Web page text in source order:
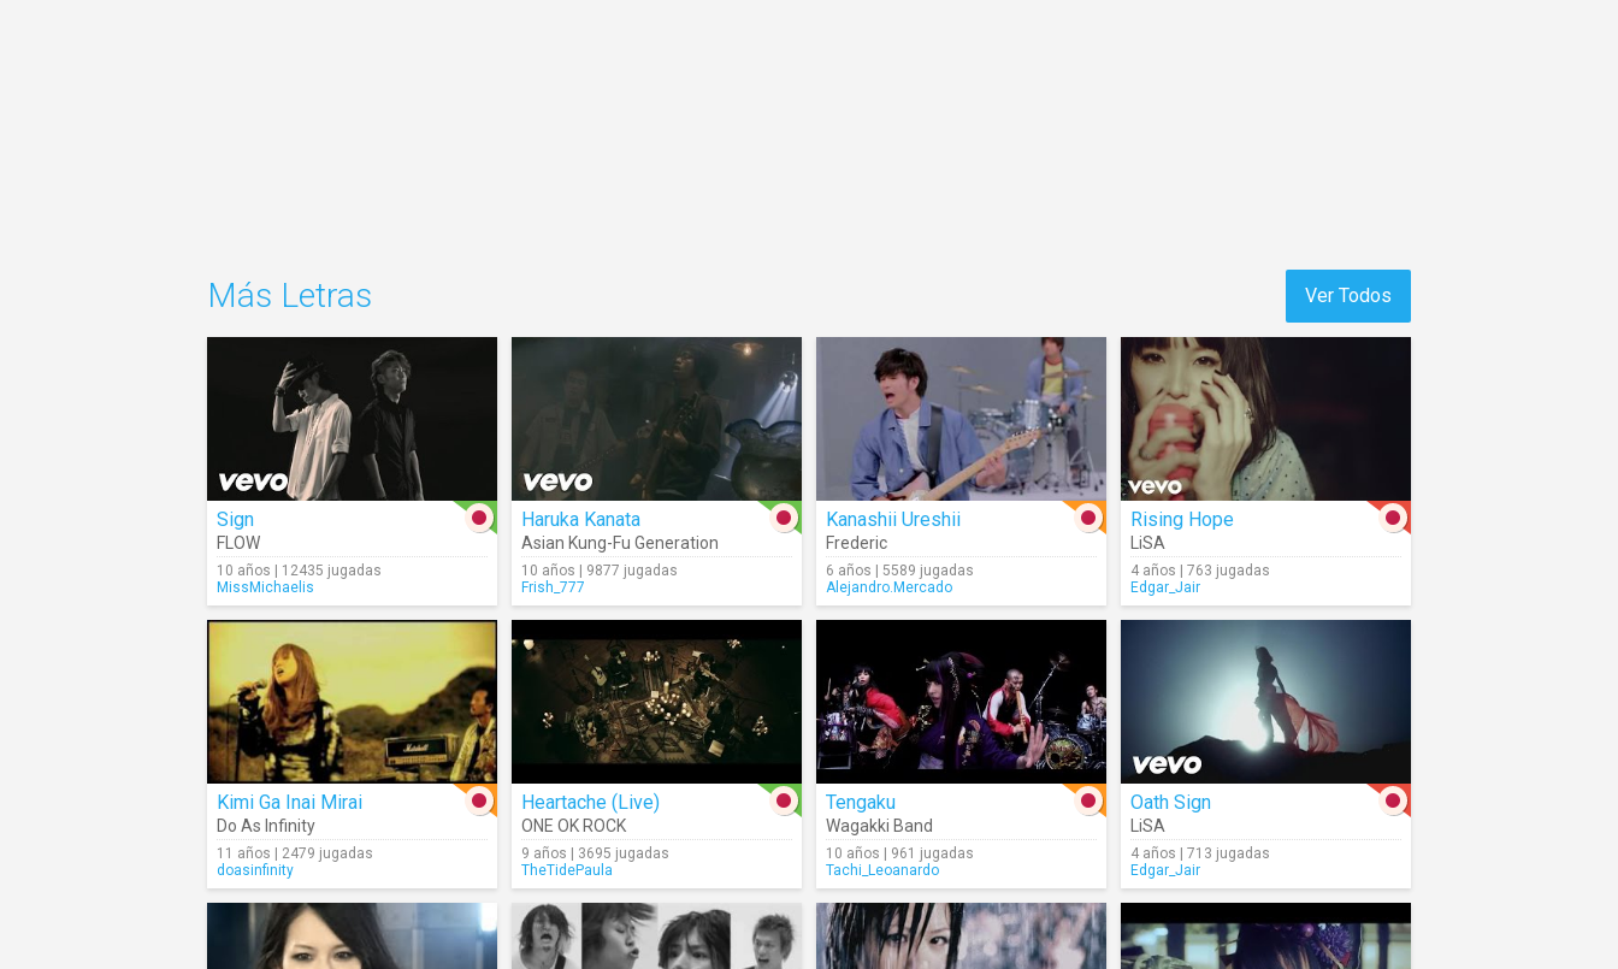
Ver Todos
Más Letras
Sign
FLOW
10 años | 12435 jugadas
MissMichaelis
Haruka Kanata
Asian Kung-Fu Generation
10 años | 9877 jugadas
Frish_777
Kanashii Ureshii
Frederic
6 años | 5589 jugadas
Alejandro.Mercado
Rising Hope
LiSA
4 años | 763 jugadas
Edgar_Jair
Kimi Ga Inai Mirai
Do As Infinity
11 años | 2479 jugadas
doasinfinity
Heartache (Live)
ONE OK ROCK
9 años | 3695 jugadas
TheTidePaula
Tengaku
Wagakki Band
10 años | 961 jugadas
Tachi_Leoanardo
Oath Sign
LiSA
4 años | 713 jugadas
Edgar_Jair